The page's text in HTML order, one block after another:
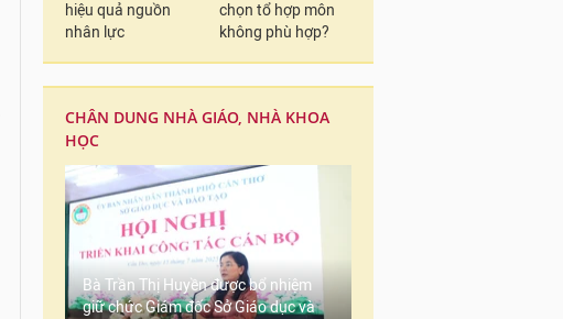
hiệu quả nguồn
nhân lực
chọn tổ hợp môn
không phù hợp?
CHÂN DUNG NHÀ GIÁO, NHÀ KHOA
HỌC
Bà Trần Thị Huyền được bổ nhiệm
giữ chức Giám đốc Sở Giáo dục và